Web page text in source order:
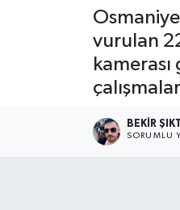
vurulan
BEKIR
SORUMLU
Tüm Manşetler
Son Dakika Haberleri